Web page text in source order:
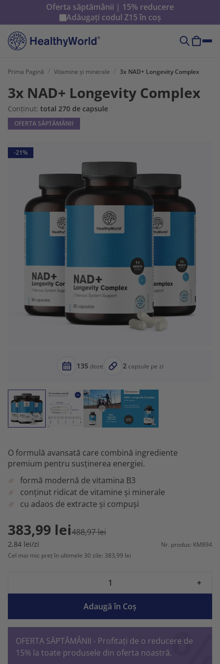
Oferta săptămânii | 15% reducere
Adăugați codul Z15în coș
Prima Pagină Vitamine și minerale 3x NAD+ Longevity Complex
3x NAD+ Longevity Complex
Conținut: total 270 de capsule
OFERTA SĂPTĂMÂNII
-21%
135 doze 2capsule pe zi
O formulă avansată care combină ingrediente
premium pentru susținerea energiei.
formă modernă de vitamina B3
conținut ridicat de vitamine și minerale
cu adaos de extracte și compuși
383,99 lei488,97 lei
2,84 lei/zi
Nr. produs: KM894
Cel mai mic preț în ultimele 30 zile: 383,99 lei
+
Adaugă în Coş
OFERTA SĂPTĂMÂNII - Profitați de o reducere de
15% la toate produsele din oferta noastră.